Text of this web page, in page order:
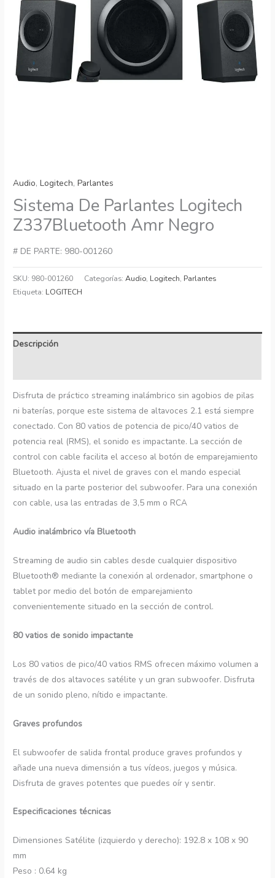
Audio,Logitech,Parlantes
Sistema De Parlantes Logitech
Z337Bluetooth Amr Negro
# DE PARTE: 980-001260
SKU: 980-001260 Categorías:Audio, Logitech, Parlantes
Etiqueta: LOGITECH
Descripción
Disfruta de práctico streaming inalámbrico sin agobios de pilas
ni baterías, porque este sistema de altavoces 2.1 está siempre
conectado. Con 80 vatios de potencia de pico/40 vatios de
potencia real (RMS), el sonido es impactante. La sección de
control con cable facilita el acceso al botón de emparejamiento
Bluetooth. Ajusta el nivel de graves con el mando especial
situado en la parte posterior del subwoofer. Para una conexión
con cable, usa las entradas de 3,5 mm o RCA
Audio inalámbrico vía Bluetooth
Streaming de audio sin cables desde cualquier dispositivo
Bluetooth® mediante la conexión al ordenador, smartphone o
tablet por medio del botón de emparejamiento
convenientemente situado en la sección de control.
80 vatios de sonido impactante
Los 80 vatios de pico/40 vatios RMS ofrecen máximo volumen a
través de dos altavoces satélite y un gran subwoofer. Disfruta
de un sonido pleno, nítido e impactante.
Graves profundos
El subwoofer de salida frontal produce graves profundos y
añade una nueva dimensión a tus vídeos, juegos y música.
Disfruta de graves potentes que puedes oír y sentir.
Especificaciones técnicas
Dimensiones Satélite (izquierdo y derecho): 192.8 x 108 x 90
mm
Peso : 0.64 kg